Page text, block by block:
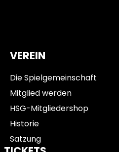
VEREIN
Die Spielgemeinschaft
Mitglied werden
HSG-Mitgliedershop
Historie
Satzung